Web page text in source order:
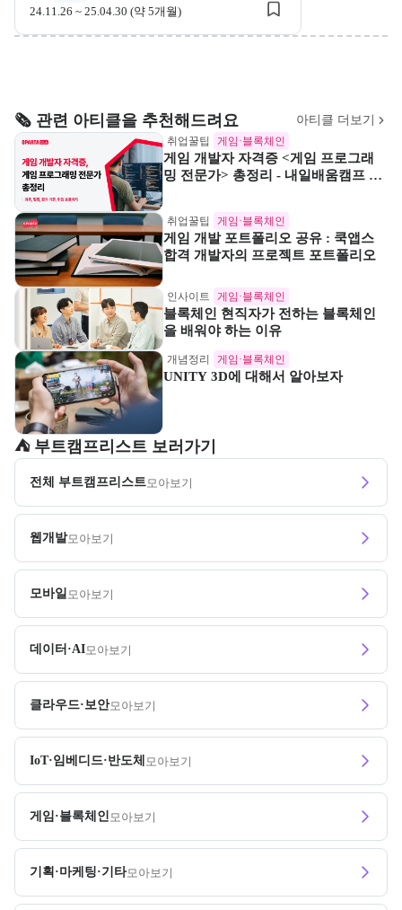
24.11.26 ~ 25.04.30 (약 5개월)
🗞️ 관련 아티클을 추천해드려요 아티클 더보기
취업꿀팁 게임·블록체인
게임 개발자 자격증 <게임 프로그래
밍 전문가> 총정리 - 내일배움캠프 블
취업꿀팁 게임·블록체인
게임 개발 포트폴리오 공유 : 쿡앱스
합격 개발자의 프로젝트 포트폴리오
인사이트 게임·블록체인
블록체인 현직자가 전하는 블록체인
을 배워야 하는 이유
개념정리 게임·블록체인
UNITY 3D에 대해서 알아보자
⛺️ 부트캠프리스트 보러가기
전체 부트캠프리스트모아보기
웹개발모아보기
모바일 모아보기
데이터·AI모아보기
클라우드·보안모아보기
IoT·임베디드·반도체 모아보기
게임·블록체인 모아보기
기획·마케팅·기타모아보기